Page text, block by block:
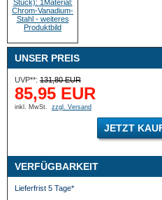
UNSER PREIS
UVP**: 131,80 EUR
85,95 EUR
inkl. MwSt. zzgl. Versand
JETZT
VERFÜGBARKEIT
Lieferfrist 5 Tage*